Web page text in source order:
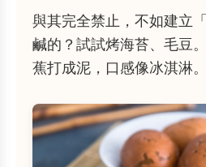
與其完全禁止，不如建立
鹹的？試試烤海苔、毛豆
蕉打成泥，口感像冰淇淋。